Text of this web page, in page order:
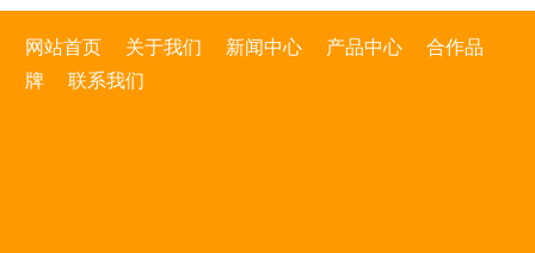
网站首页 关于我们 新闻中心 产品中心
合作品
牌
联系我们